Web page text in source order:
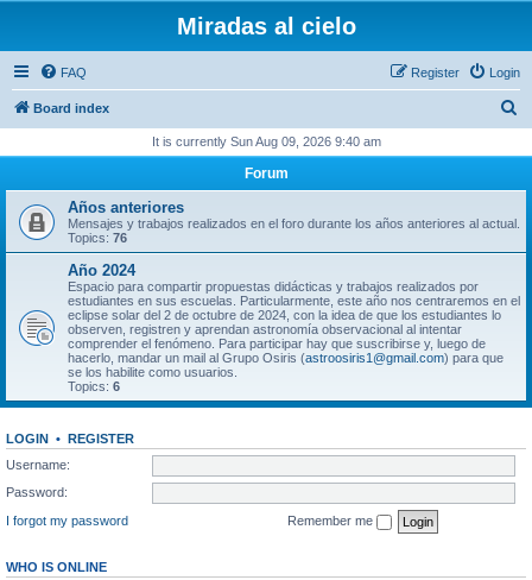
Miradas al cielo
FAQ Login
Register
Board index
r
h
It is currently Sun Aug 09, 2026 9:40 am
Forum
Años anteriores
Mensajes y trabajos realizados en el foro durante los años anteriores al actual.
Topics: 76
Año 2024
Espacio para compartir propuestas didácticas y trabajos realizados por
estudiantes en sus escuelas. Particularmente, este año nos centraremos en el
eclipse solar del 2 de octubre de 2024, con la idea de que los estudiantes lo
observen, registren y aprendan astronomía observacional al intentar
comprender el fenómeno. Para participar hay que suscribirse y, luego de
hacerlo, mandar un mail al Grupo Osiris (astroosiris1@gmail.com) para que
se los habilite como usuarios.
Topics: 6
LOGIN • REGISTER
Username:
Password:
I forgot my password
Remember me
WHO IS ONLINE